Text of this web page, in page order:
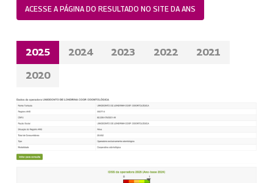
ACESSE A PÁGINA DO RESULTADO NO SITE DA ANS
2025 2024 2023 2022
2021
2020